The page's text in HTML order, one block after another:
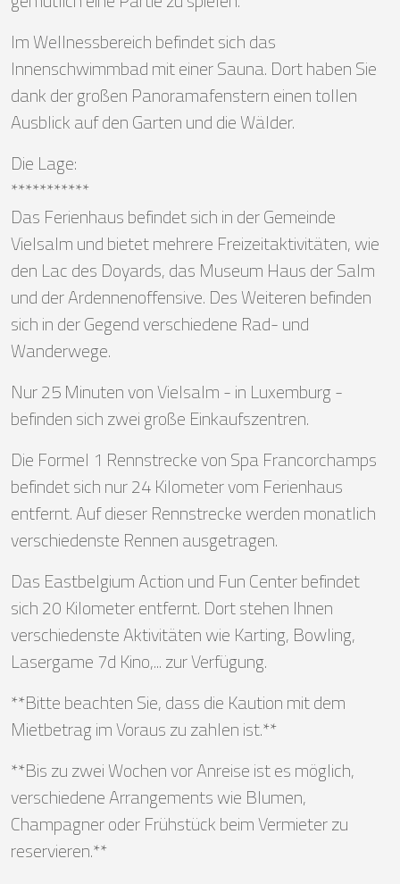
Im Wellnessbereich befindet sich das
Innenschwimmbad mit einer Sauna. Dort haben Sie
dank der großen Panoramafenstern einen tollen
Ausblick auf den Garten und die Wälder.
Die Lage:
***********
Das Ferienhaus befindet sich in der Gemeinde
Vielsalm und bietet mehrere Freizeitaktivitäten, wie
den Lac des Doyards, das Museum Haus der Salm
und der Ardennenoffensive. Des Weiteren befinden
sich in der Gegend verschiedene Rad- und
Wanderwege.
Nur 25 Minuten von Vielsalm - in Luxemburg -
befinden sich zwei große Einkaufszentren.
Die Formel 1 Rennstrecke von Spa Francorchamps
befindet sich nur 24 Kilometer vom Ferienhaus
entfernt. Auf dieser Rennstrecke werden monatlich
verschiedenste Rennen ausgetragen.
Das Eastbelgium Action und Fun Center befindet
sich 20 Kilometer entfernt. Dort stehen Ihnen
verschiedenste Aktivitäten wie Karting, Bowling,
Lasergame 7d Kino,... zur Verfügung.
**Bitte beachten Sie, dass die Kaution mit dem
Mietbetrag im Voraus zu zahlen ist.**
**Bis zu zwei Wochen vor Anreise ist es möglich,
verschiedene Arrangements wie Blumen,
Champagner oder Frühstück beim Vermieter zu
reservieren.**